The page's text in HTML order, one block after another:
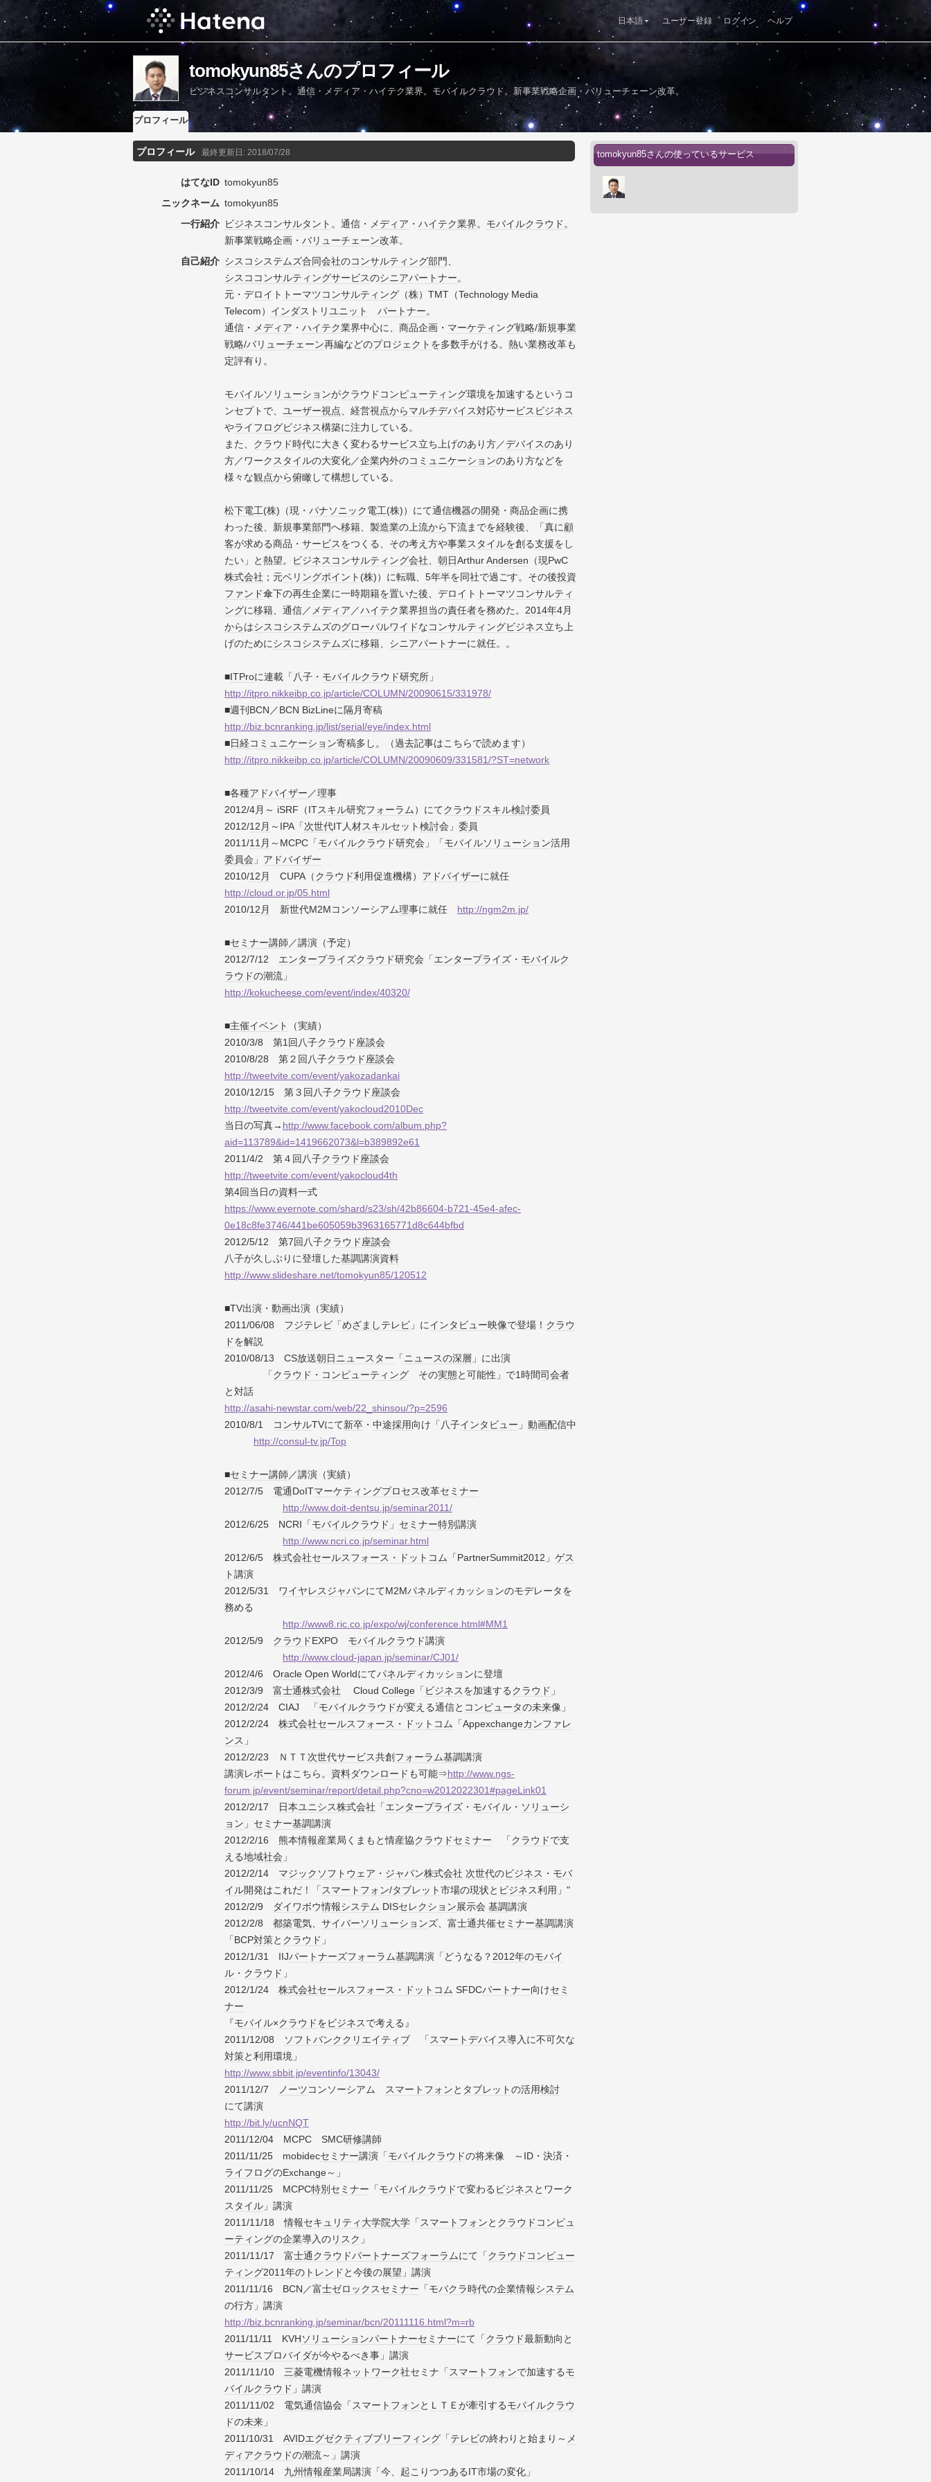
日本語 ユーザー登録 ログイン ヘルプ
tomokyun85さんのプロフィール
ビジネスコンサルタント。通信・メディア・ハイテク業界。モバイルクラウド。新事業戦略企画・バリューチェーン改革。
プロフィール
プロフィール 最終更新日: 2018/07/28
はてなID tomokyun85
ニックネーム tomokyun85
一行紹介 ビジネス コンサルタント 。通信・ メディア ・ ハイテク業界。 モバイルクラウド。
新事業戦略企画・ バリューチェーン改革。
自己紹介 シスコシステムズ合同会社のコンサルティング部門、
シスコ コンサルティングサービスのシニアパートナー。
元・デロイ ト トーマツコンサルティング （株）TMT（Technology Media
Telecom） インダス トリユニット パートナー。
通信・ メディア ・ ハイテク業界中心に、商品企画・ マーケティング戦略/新規事業
戦略/バリューチェーン再編などのプロジェクト を多数手がける。熱い業務改革も
定評有り。
モバイルソリューションがクラウドコンピューティング環境を加速するというコ
ンセプトで、 ユーザー視点、経営視点からマルチデバイス対応サービス ビジネス
やライフログビジネス構築に注力している。
また、 クラウド時代に大きく変わるサービス立ち上げのあり方／デバイスのあり
方／ワークスタイルの大変化／企業内外のコミュニケーションのあり方などを
様々な観点から俯瞰して構想している。
松下電工(株)（現・ パナソニック電工(株)）にて通信機器の開発・商品企画に携
わった後、新規事業部門へ移籍、 製造業の上流から下流までを経験後、「真に顧
客が求める商品・ サービスをつくる、その考え方や事業スタイルを創る支援をし
たい」と熱望。
ビジネス コンサルティング会社、 朝日ArthurAndersen （現PwC
株式会社 ；元ベリングポイント (株)）に転職、5年半を同社で過ごす。その後投資
ファンド傘下の再生企業に一時期籍を置いた後、デロイ ト トーマツコンサルティ
ングに移籍、通信／ メディア／ハイテク業界担当の責任者を務めた。 2014年4月
からはシスコシステムズのグローバルワイドなコンサルティングビジネス立ち上
げのためにシスコシステムズに移籍、 シニアパートナーに就任。。
■ITProに連載「八子・ モバイルクラウド研究所 」
http://itpro.nikkeibp.co.jp/article/COLUMN/20090615/331978/
■週刊BCN／BCN BizLineに隔月寄稿
http://biz.bcnranking.jp/list/serial/eye/index.html
■日経コミュニケーション寄稿多し。（過去記事はこちらで読めます）
http://itpro.nikkeibp.co.jp/article/COLUMN/20090609/331581/?ST=network
■各種アドバイザー／理事
2012/4月～ iSRF（ITスキル研究フォーラム）にてクラウドスキル検討委員
2012/12月 ～IPA「次世代IT人材スキルセット検討会」 委員
2011/11月 ～MCPC「モバイルクラウド研究会 」「モバイルソリューション活用
委員会 」 アドバイザー
2010/12月 CUPA（クラウド利用促進機構） アドバイザーに就任
http://cloud.or.jp/05.html
2010/12月 新世代M2Mコンソーシアム理事に就任 http://ngm2m.jp/
■セミナー講師／講演（予定）
2012/7/12 エンタープライズクラウド研究会 「エンタープライズ ・ モバイルク
ラウドの潮流」
http://kokucheese.com/event/index/40320/
■主催イベント
（実績）
2010/3/8 第1回八子クラウド座談会
2010/8/28 第２回八子クラウド座談会
http://tweetvite.com/event/yakozadankai
2010/12/15 第３回八子クラウド座談会
http://tweetvite.com/event/yakocloud2010Dec
当日の写真→ http://www.facebook.com/album.php?
aid=113789&id=1419662073&l=b389892e61
2011/4/2 第４回八子クラウド座談会
http://tweetvite.com/event/yakocloud4th
第4回当日の資料一式
https://www.evernote.com/shard/s23/sh/42b86604-b721-45e4-afec-
0e18c8fe3746/441be605059b3963165771d8c644bfbd
2012/5/12 第7回八子クラウド座談会
八子が久しぶりに登壇した基調講演資料
http://www.slideshare.net/tomokyun85/120512
■TV出演・ 動画出演（実績）
2011/06/08 フジテレビ 「めざましテレビ 」にインタビュー映像で登場！ クラウ
ドを解説
2010/08/13 CS放送朝日ニュースター 「ニュースの深層 」に出演
「クラウド・コンピューティング その実態と可能性」で1時間司会者
と対話
http://asahi-newstar.com/web/22_shinsou/?p=2596
2010/8/1
コンサルTVにて新卒 ・ 中途採用向け「八子インタビュー 」 動画配信中
http://consul-tv.jp/Top
■セミナー講師／講演（実績）
2012/7/5 電通DoITマーケティングプロセス改革セミナー
http://www.doit-dentsu.jp/seminar2011/
2012/6/25 NCRI「モバイルクラウド 」 セミナー特別講演
http://www.ncri.co.jp/seminar.html
2012/6/5 株式会社セールスフォース・ドットコム 「PartnerSummit2012」 ゲス
ト講演
2012/5/31
ワイヤレスジャパンにてM2Mパネルディカッションのモデレータを
務める
http://www8.ric.co.jp/expo/wj/conference.html#MM1
2012/5/9 クラウドEXPO モバイルクラウド講演
http://www.cloud-japan.jp/seminar/CJ01/
2012/4/6 Oracle Open Worldにてパネルディカッションに登壇
2012/3/9 富士通株式会社 Cloud College 「 ビジネスを加速するクラウド 」
2012/2/24 CIAJ 「モバイルクラウドが変える通信と コンピュータの未来像」
2012/2/24 株式会社セールスフォース・ドットコム 「Appexchangeカンファレ
ンス 」
2012/2/23 ＮＴＴ 次世代サービス共創 フォーラム基調講演
講演レポート はこちら。 資料ダウンロード も可能⇒http://www.ngs-
forum.jp/event/seminar/report/detail.php?cno=w2012022301#pageLink01
2012/2/17
日本ユニシス株式会社 「エンタープライズ ・ モバイル ・ ソリューシ
ョン 」 セミナー基調講演
2012/2/16 熊本情報産業局くまもと情産協クラウドセミナー 「クラウドで支
える地域社会 」
2012/2/14 マジック ソフトウェア ・ ジャパン株式会社 次世代のビジネス ・ モバ
イル開発はこれだ！「スマートフォン/タブレット市場の現状と ビジネス利用」"
2012/2/9
ダイワボウ情報システム DISセレクション展示会 基調講演
2012/2/8 都築電気、 サイバーソリューションズ、 富士通共催セミナー基調講演
「BCP対策と クラウド 」
2012/1/31 IIJパートナーズフォーラム基調講演「どうなる？2012年のモバイ
ル ・ クラウド 」
2012/1/24 株式会社セールスフォース・ドットコム SFDCパートナー向けセミ
ナー
『モバイル×クラウドをビジネスで考える』
2011/12/08
ソフトバンククリエイティブ 「スマートデバイス導入に不可欠な
対策と利用環境」
http://www.sbbit.jp/eventinfo/13043/
2011/12/7
ノーツコンソーシアム スマートフォンと タブレットの活用検討
にて講演
http://bit.ly/ucnNQT
2011/12/04 MCPC SMC研修講師
2011/11/25 mobidecセミナー講演「モバイルクラウドの将来像 ～ID・決済・
ライフログのExchange～」
2011/11/25 MCPC特別 セミナー 「モバイルクラウドで変わる ビジネス とワーク
スタイル 」講演
2011/11/18情報セキュリティ 大学院大学 「スマートフォンと クラウドコンピュ
ーティングの企業導入のリスク 」
2011/11/17 富士通クラウドパートナーズフォーラムにて「クラウドコンピュー
ティング2011年の トレンド と今後の展望 」講演
2011/11/16 BCN／富士ゼロックスセミナー 「モバクラ時代の企業情報システム
の行方」講演
http://biz.bcnranking.jp/seminar/bcn/20111116.html?m=rb
2011/11/11 KVHソリューションパートナーセミナーにて「クラウド最新動向と
サービスプロバイダが今やるべき事」講演
2011/11/10 三菱電機情報ネットワーク社セミナ「スマートフォンで加速するモ
バイルクラウド 」講演
2011/11/02 電気通信協会「スマートフォンと ＬＴＥ が牽引するモバイルクラウ
ドの未来 」
2011/10/31 AVIDエグゼクティブブリーフィング 「テレビの終わりと始まり～ メ
ディアクラウドの潮流～」講演
2011/10/14 九州情報産業局講演「今、起こりつつあるIT市場の変化」
tomokyun85さんの使っているサービス